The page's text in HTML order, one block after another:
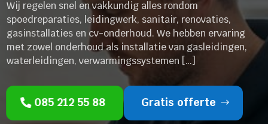
Wij regelen snel en vakkundig alles rondom
spoedreparaties, leidingwerk, sanitair, renovaties,
gasinstallaties en cv-onderhoud. We hebben ervaring
met zowel onderhoud als installatie van gasleidingen,
waterleidingen, verwarmingssystemen […]
085 212 55 88 Gratis offerte